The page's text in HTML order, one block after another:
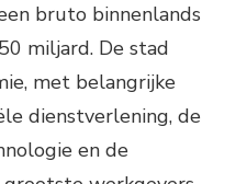
bruto binnenlands
miljard. De stad
met belangrijke
dienstverlening, de
en de